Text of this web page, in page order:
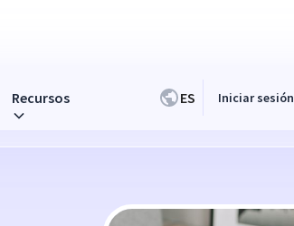
Recursos ES Iniciar sesión